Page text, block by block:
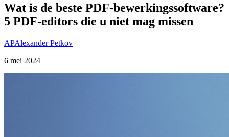
Wat is de beste PDF-bewerkingssoftware?
5 PDF-editors die u niet mag missen
APAlexander Petkov
6 mei 2024